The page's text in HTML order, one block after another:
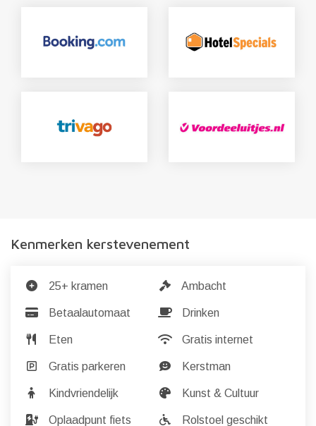
Kenmerken kerstevenement
25+ kramen Ambacht
Betaalautomaat Drinken
Eten Gratis internet
Gratis parkeren Kerstman
Kindvriendelijk Kunst & Cultuur
Oplaadpunt fiets Rolstoel geschikt